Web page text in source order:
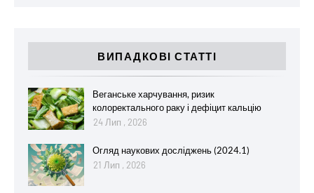
ВИПАДКОВІ СТАТТІ
Веганське харчування, ризик
колоректального раку і дефіцит кальцію
24 Лип , 2026
Огляд наукових досліджень (2024.1)
21 Лип , 2026